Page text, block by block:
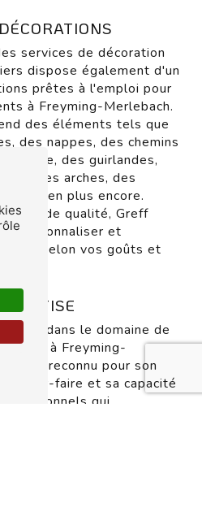
services de décoration
dispose également d'un
prêtes à l'emploi pour
à Freyming-Merlebach.
des éléments tels que
des nappes, des chemins
table, des guirlandes,
des arches, des
et bien plus encore.
et de qualité, Greff
personnaliser et
selon vos goûts et
dans le domaine de
à Freyming-
est reconnu pour son
savoir-faire et sa capacité
qui